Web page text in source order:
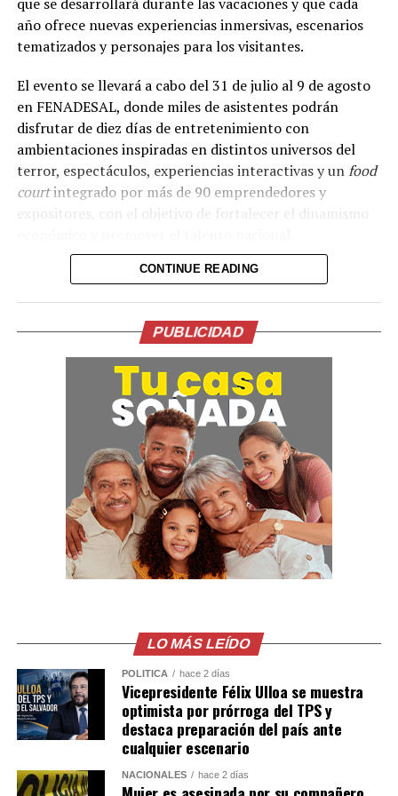
Comparte esto:
Me gusta esto:
año ofrece nuevas experiencias inmersivas, escenarios
tematizados y personajes para los visitantes.
El evento se llevará a cabo del 31 de julio al 9 de agosto
en FENADESAL, donde miles de asistentes podrán
disfrutar de diez días de entretenimiento con
ambientaciones inspiradas en distintos universos del
terror, espectáculos, experiencias interactivas y un food
courtintegrado por más de 90 emprendedores y
expositores, con el objetivo de fortalecer el dinamismo
CONTINUE READING
PUBLICIDAD
LO MÁS LEÍDO
POLÍTICA hace 2 días
Vicepresidente Félix Ulloa se muestra
optimista por prórroga del TPS y
destaca preparación del país ante
cualquier escenario
NACIONALES hace 2 días